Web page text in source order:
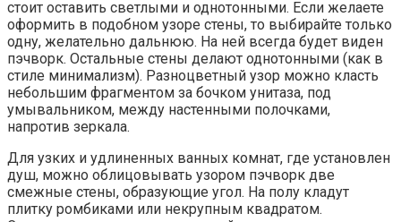
стоит оставить светлыми и однотонными. Если желаете
оформить в подобном узоре стены, то выбирайте только
одну, желательно дальнюю. На ней всегда будет виден
пэчворк. Остальные стены делают однотонными (как в
стиле минимализм). Разноцветный узор можно класть
небольшим фрагментом за бочком унитаза, под
умывальником, между настенными полочками,
напротив зеркала.
Для узких и удлиненных ванных комнат, где установлен
душ, можно облицовывать узором пэчворк две
смежные стены, образующие угол. На полу кладут
плитку ромбиками или некрупным квадратом.